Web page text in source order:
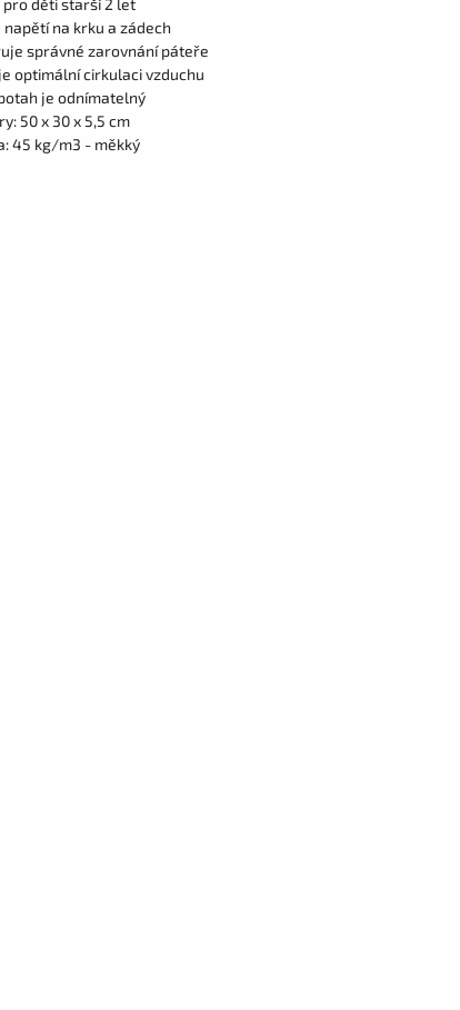
napětí na krku a zádech
správné zarovnání páteře
optimální cirkulaci vzduchu
je odnímatelný
50 x 30 x 5,5 cm
45 kg/m3 - měkký